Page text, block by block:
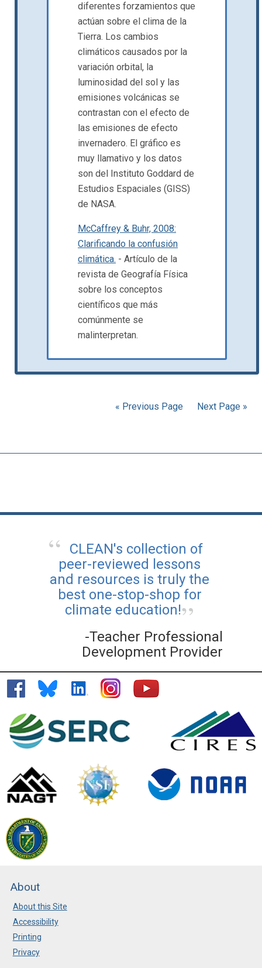
diferentes forzamientos que
actúan sobre el clima de la
Tierra. Los cambios
climáticos causados ​​por la
variación orbital, la
luminosidad del sol y las
emisiones volcánicas se
contrastan con el efecto de
las emisiones de efecto
invernadero. El gráfico es
muy llamativo y los datos
son del Instituto Goddard de
Estudios Espaciales (GISS)
de NASA.
McCaffrey & Buhr, 2008:
Clarificando la confusión
climática. - Artículo de la
revista de Geografía Física
sobre los conceptos
científicos que más
comúnmente se
malinterpretan.
« Previous Page Next Page »
CLEAN's collection of
peer-reviewed lessons
and resources is truly the
best one-stop-shop for
climate education!
-Teacher Professional
Development Provider
About
About this Site
Accessibility
Printing
Privacy